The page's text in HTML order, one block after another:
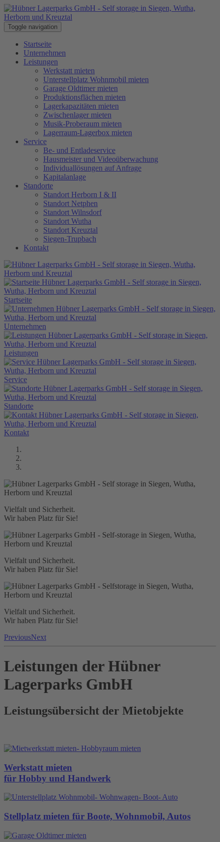
Toggle navigation
Startseite
Unternehmen
Leistungen
Werkstatt mieten
Unterstellplatz Wohnmobil mieten
Garage Oldtimer mieten
Produktionsflächen mieten
Lagerkapazitäten mieten
Zwischenlager mieten
Musik-Proberaum mieten
Lagerraum-Lagerbox mieten
Service
Be- und Entladeservice
Hausmeister und Videoüberwachung
Individuallösungen auf Anfrage
Kapitalanlage
Standorte
Standort Herborn I & II
Standort Netphen
Standort Wilnsdorf
Standort Wutha
Standort Kreuztal
Siegen-Trupbach
Kontakt
Startseite
Unternehmen
Leistungen
Service
Standorte
Kontakt
Vielfalt und Sicherheit.
Wir haben Platz für Sie!
Vielfalt und Sicherheit.
Wir haben Platz für Sie!
Vielfalt und Sicherheit.
Wir haben Platz für Sie!
PreviousNext
Leistungen der Hübner
Lagerparks GmbH
Leistungsübersicht der Mietobjekte
Werkstatt mieten
für Hobby und Handwerk
Stellplatz mieten für Boote, Wohnmobil, Autos